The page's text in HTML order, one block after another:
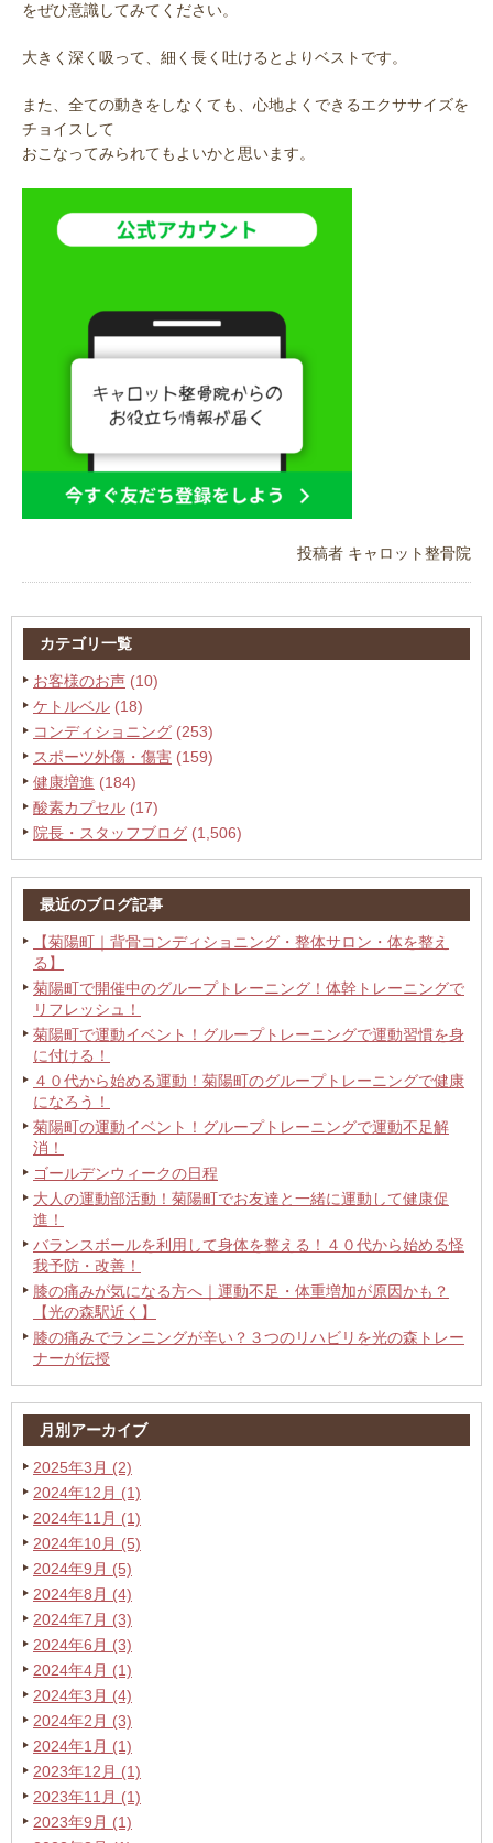
をぜひ意識してみてください。
大きく深く吸って、細く長く吐けるとよりベストです。
また、全ての動きをしなくても、心地よくできるエクササイズを
チョイスして
おこなってみられてもよいかと思います。
投稿者 キャロット整骨院
カテゴリ一覧
お客様のお声 (10)
ケトルベル (18)
コンディショニング (253)
スポーツ外傷・傷害 (159)
健康増進 (184)
酸素カプセル (17)
院長・スタッフブログ (1,506)
最近のブログ記事
【菊陽町｜背骨コンディショニング・整体サロン・体を整え
る】
菊陽町で開催中のグループトレーニング！体幹トレーニングで
リフレッシュ！
菊陽町で運動イベント！グループトレーニングで運動習慣を身
に付ける！
４０代から始める運動！菊陽町のグループトレーニングで健康
になろう！
菊陽町の運動イベント！グループトレーニングで運動不足解
消！
ゴールデンウィークの日程
大人の運動部活動！菊陽町でお友達と一緒に運動して健康促
進！
バランスボールを利用して身体を整える！４０代から始める怪
我予防・改善！
膝の痛みが気になる方へ｜運動不足・体重増加が原因かも？
【光の森駅近く】
膝の痛みでランニングが辛い？３つのリハビリを光の森トレー
ナーが伝授
月別アーカイブ
2025年3月 (2)
2024年12月 (1)
2024年11月 (1)
2024年10月 (5)
2024年9月 (5)
2024年8月 (4)
2024年7月 (3)
2024年6月 (3)
2024年4月 (1)
2024年3月 (4)
2024年2月 (3)
2024年1月 (1)
2023年12月 (1)
2023年11月 (1)
2023年9月 (1)